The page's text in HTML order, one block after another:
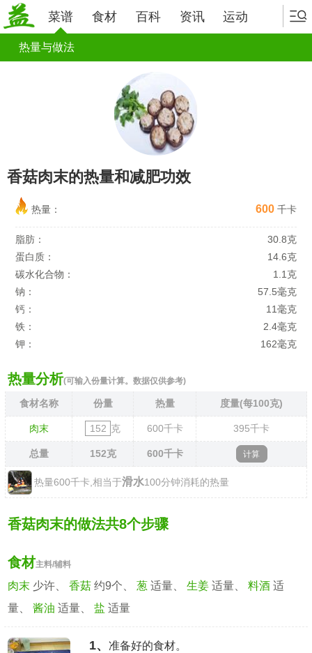
菜谱 食材 百科 资讯 运动
热量与做法
香菇肉末的热量和减肥功效
热量： 600 千卡
脂肪：
30.8克
蛋白质：
14.6克
碳水化合物：
1.1克
钠：
57.5毫克
钙：
11毫克
铁：
2.4毫克
钾：
162毫克
热量分析(可输入份量计算。数据仅供参考)
食材名称 份量 热量 度量(每100克)
肉末 克 600千卡 395千卡
总量 152克 600千卡
热量600千卡,相当于滑水100分钟消耗的热量
香菇肉末的做法共8个步骤
食材主料/辅料
肉末 少许、香菇 约9个、葱 适量、生姜 适量、料酒 适
量、酱油 适量、盐 适量
1、 准备好的食材。